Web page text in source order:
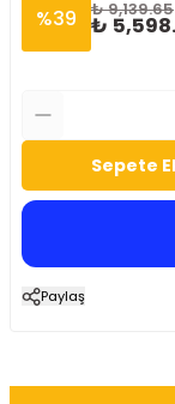
%39 ₺ 9,139.65
₺
Sepete
Paylaş